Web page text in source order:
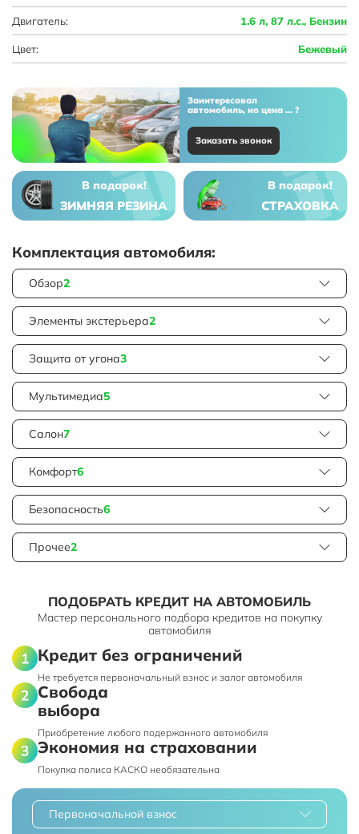
Двигатель: 1.6 л, 87 л.с., Бензин
Цвет: Бежевый
Заинтересовал
автомобиль, но цена ... ?
Заказать звонок
В подарок!
ЗИМНЯЯ РЕЗИНА
В подарок!
СТРАХОВКА
Комплектация автомобиля:
Обзор2
Элементы экстерьера2
Защита от угона3
Мультимедиа5
Салон7
Комфорт6
Безопасность6
Прочее2
ПОДОБРАТЬ КРЕДИТ НА АВТОМОБИЛЬ
Мастер персонального подбора кредитов на покупку
автомобиля
Кредит без ограничений
Не требуется первоначальный взнос и залог автомобиля
Свобода
выбора
Приобретение любого подержанного автомобиля
Экономия на страховании
Покупка полиса КАСКО необязательна
Первоначальной взнос